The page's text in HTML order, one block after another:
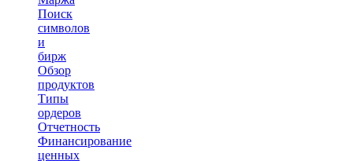
Поиск
символов
и
бирж
Обзор
продуктов
Типы
ордеров
Отчетность
Финансирование
ценных